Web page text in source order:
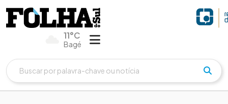
11°C
Bagé